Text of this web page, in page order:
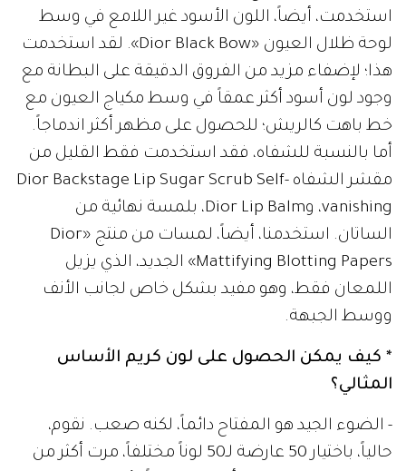
استخدمت، أيضاً، اللون الأسود غير اللامع في وسط
لوحة ظلال العيون «Dior Black Bow». لقد استخدمت
هذا؛ لإضفاء مزيد من الفروق الدقيقة على البطانة مع
وجود لون أسود أكثر عمقاً في وسط مكياج العيون مع
خط باهت كالريش؛ للحصول على مظهر أكثر اندماجاً.
أما بالنسبة للشفاه، فقد استخدمت فقط القليل من
مقشر الشفاه Dior Backstage Lip Sugar Scrub Self-
vanishing، وDior Lip Balm، بلمسة نهائية من
الساتان. استخدمنا، أيضاً، لمسات من منتج «Dior
Mattifying Blotting Papers» الجديد، الذي يزيل
اللمعان فقط، وهو مفيد بشكل خاص لجانب الأنف
ووسط الجبهة.
* كيف يمكن الحصول على لون كريم الأساس
المثالي؟
- الضوء الجيد هو المفتاح دائماً، لكنه صعب. نقوم،
حالياً، باختيار 50 عارضة لـ50 لوناً مختلفاً، مرت أكثر من